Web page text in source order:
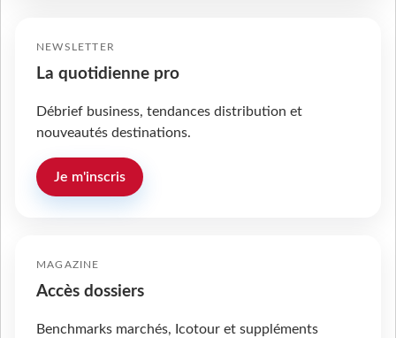
NEWSLETTER
La quotidienne pro
Débrief business, tendances distribution et
nouveautés destinations.
Je m'inscris
MAGAZINE
Accès dossiers
Benchmarks marchés, Icotour et suppléments